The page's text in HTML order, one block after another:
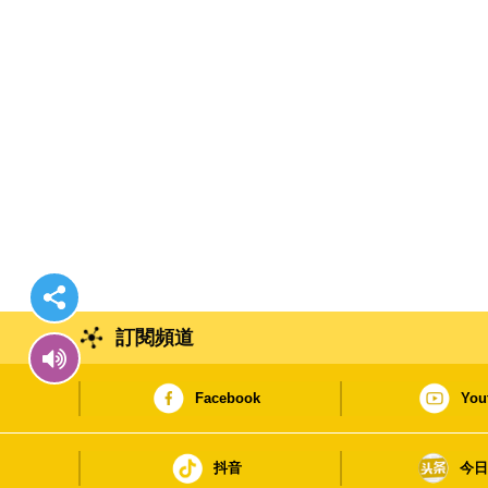
訂閱頻道
Facebook
抖音 今